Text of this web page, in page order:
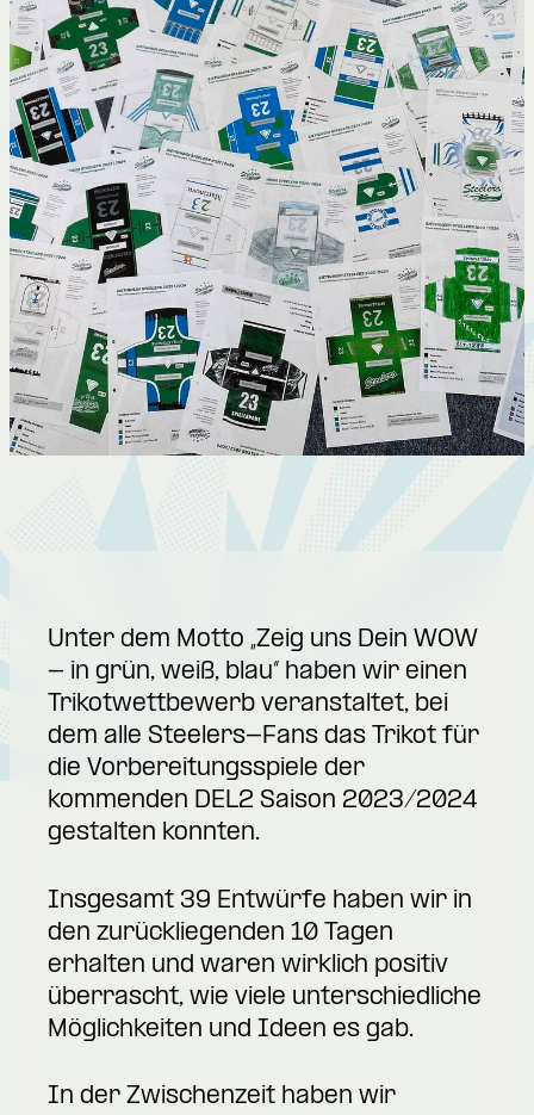
Unter dem Motto „Zeig uns Dein WOW
- in grün, weiß, blau“ haben wir einen
Trikotwettbewerb veranstaltet, bei
dem alle Steelers-Fans das Trikot für
die Vorbereitungsspiele der
kommenden DEL2 Saison 2023/2024
gestalten konnten.
Insgesamt 39 Entwürfe haben wir in
den zurückliegenden 10 Tagen
erhalten und waren wirklich positiv
überrascht, wie viele unterschiedliche
Möglichkeiten und Ideen es gab.
In der Zwischenzeit haben wir